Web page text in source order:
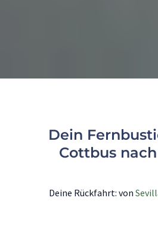
Dein
Cottbus
Deine Rückfahrt: von